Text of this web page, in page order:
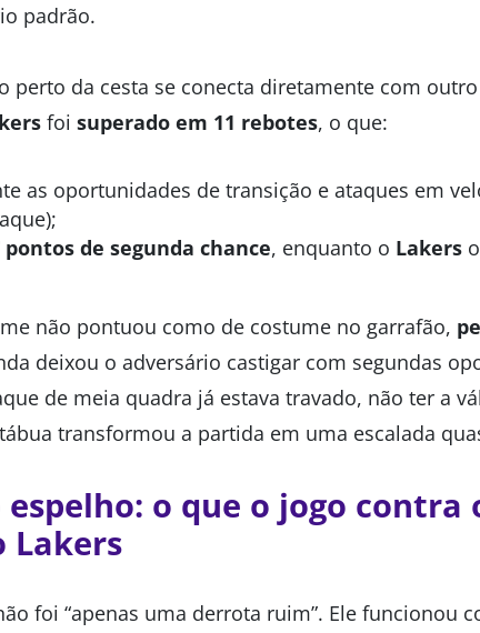
padrão.
perto da cesta se conecta diretamente com
foi superado em 11 rebotes, o que:
as oportunidades de transição e ataques em
pontos de segunda chance, enquanto o Lakers
não pontuou como de costume no garrafão,
deixou o adversário castigar com segundas
de meia quadra já estava travado, não ter a
transformou a partida em uma escalada
o que o jogo contra
Lakers
foi “apenas uma derrota ruim”. Ele funcionou